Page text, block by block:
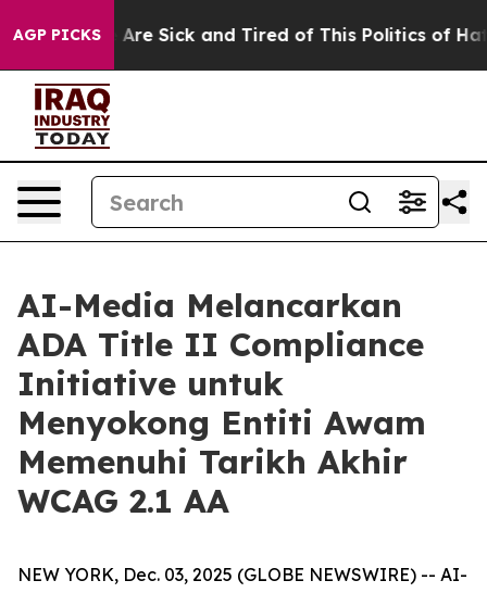
AGP PICKSAre Sick and Tired of This Politics of Hatred”
AI-Media Melancarkan
ADA Title II Compliance
Initiative untuk
Menyokong Entiti Awam
Memenuhi Tarikh Akhir
WCAG 2.1 AA
NEW YORK, Dec. 03, 2025 (GLOBE NEWSWIRE) -- AI-